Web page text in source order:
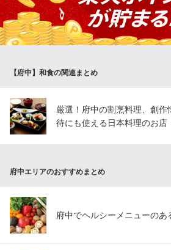
鶏料理など本格的な和食を多くご用意し
共の自慢の料理をご賞味ください。
京王線府中駅 徒歩1分
【府中】和食の関連まとめ
厳選！府中の割烹料理、創
待にも使える日本料理のお店
府中エリアのおすすめまとめ
府中でヘルシーメニューのあ